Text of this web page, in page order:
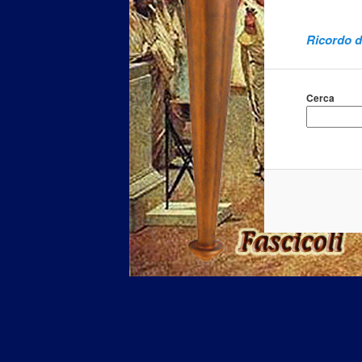
Ricordo
Cerca